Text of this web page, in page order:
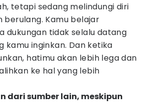
tetapi sedang melindungi diri
berulang. Kamu belajar
dukungan tidak selalu datang
kamu inginkan. Dan ketika
hatimu akan lebih lega dan
ke hal yang lebih
dari sumber lain, meskipun